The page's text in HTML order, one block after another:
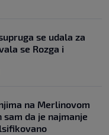
se udala za
se Rozga i
na Merlinovom
da je najmanje